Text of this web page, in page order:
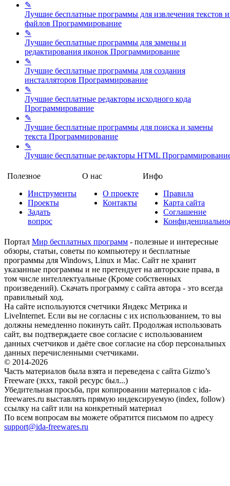
✎
Лучшие бесплатные программы для извлечения текстов
файлов Программирование
✎
Лучшие бесплатные программы для замены и
редактирования иконок Программирование
✎
Лучшие бесплатные программы для создания
инсталляторов Программирование
✎
Лучшие бесплатные редакторы исходного кода
Программирование
✎
Лучшие бесплатные программы для поиска и замены
текста Программирование
✎
Лучшие бесплатные редакторы HTML
Полезное
Инструменты
Проекты
Задать
вопрос
О нас
О проекте
Контакты
Инфо
Правила
Карта сайта
Соглашение
Портал Мир бесплатных программ - полезные и интересные
обзоры, статьи, советы по компьютеру и бесплатные
программы для Windows, Linux и Mac. Сайт не хранит
указанные программы и не претендует на авторские права, в
том числе интеллектуальные (Кроме собственных
произведений). Скачать программу с сайта автора - это всегда
правильный ход.
На сайте используются счетчики Яндекс Метрика и
LiveInternet. Если вы не согласны с их использованием, то вы
должны немедленно покинуть сайт. Продолжая использовать
сайт, вы подтверждаете свое согласие с использованием
данных счетчиков и даёте свое согласие на сбор персональных
данных перечисленными счетчиками.
© 2014-2026
Часть материалов была взята и переведена с сайта Gizmo’s
Freeware (эххх, такой ресурс был...)
Убедительная просьба, при копировании материалов с ida-
freewares.ru выставлять прямую индексируемую (index, follow)
ссылку на сайт или на конкретный материал
По всем вопросам вы можете обратится письмом по адресу
support@ida-freewares.ru